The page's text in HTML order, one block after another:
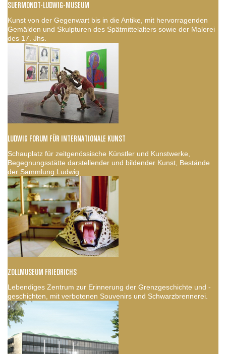
SUERMONDT-LUDWIG-MUSEUM
Kunst von der Gegenwart bis in die Antike, mit hervorragenden
Gemälden und Skulpturen des Spätmittelalters sowie der Malerei
des 17. Jhs.
LUDWIG FORUM FÜR INTERNATIONALE KUNST
Schauplatz für zeitgenössische Künstler und Kunstwerke,
Begegnungsstätte darstellender und bildender Kunst, Bestände
der Sammlung Ludwig.
ZOLLMUSEUM FRIEDRICHS
Lebendiges Zentrum zur Erinnerung der Grenzgeschichte und -
geschichten, mit verbotenen Souvenirs und Schwarzbrennerei.